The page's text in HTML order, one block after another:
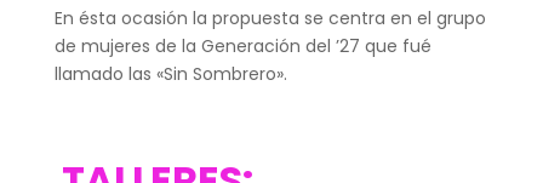
En ésta ocasión la propuesta se centra en el grupo
de mujeres de la Generación del ’27 que fué
llamado las «Sin Sombrero».